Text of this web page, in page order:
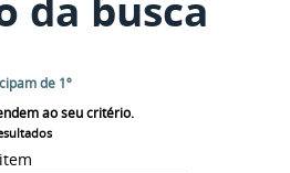
ao seu critério.
de 1º
Reitoria e
Garlet e